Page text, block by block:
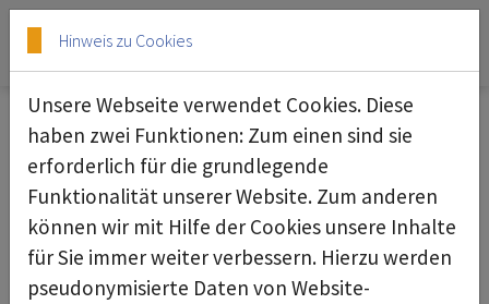
Skip to main content
Skip to page footer
Monitor, Kernporenfilter
Hinweis zu Cookies
Unsere Webseite verwendet Cookies. Diese
haben zwei Funktionen: Zum einen sind sie
erforderlich für die grundlegende
Funktionalität unserer Website. Zum anderen
können wir mit Hilfe der Cookies unsere Inhalte
für Sie immer weiter verbessern. Hierzu werden
pseudonymisierte Daten von Website-